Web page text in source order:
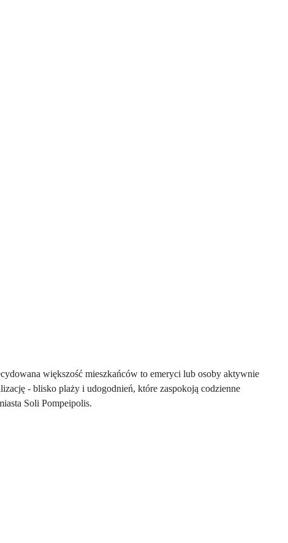
większość mieszkańców to emeryci lub osoby aktywnie
- blisko plaży i udogodnień, które zaspokoją codzienne
Soli Pompeipolis.